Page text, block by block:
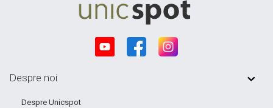
Despre noi
Despre Unicspot